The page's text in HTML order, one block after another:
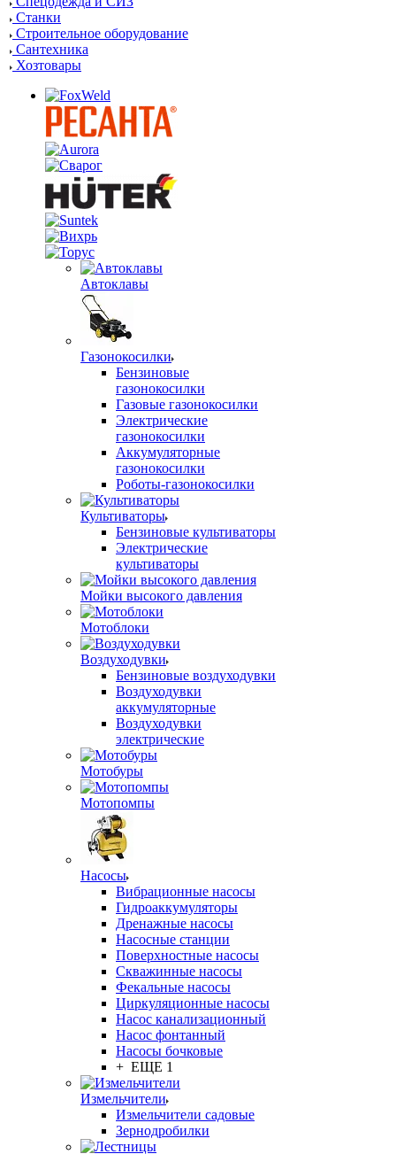
Станки
Строительное оборудование
Сантехника
Хозтовары
Автоклавы
Газонокосилки
Бензиновые
газонокосилки
Газовые газонокосилки
Электрические
газонокосилки
Аккумуляторные
газонокосилки
Роботы-газонокосилки
Культиваторы
Бензиновые культиваторы
Электрические
культиваторы
Мойки высокого давления
Мотоблоки
Воздуходувки
Бензиновые воздуходувки
Воздуходувки
аккумуляторные
Воздуходувки
электрические
Мотобуры
Мотопомпы
Насосы
Вибрационные насосы
Гидроаккумуляторы
Дренажные насосы
Насосные станции
Поверхностные насосы
Скважинные насосы
Фекальные насосы
Циркуляционные насосы
Насос канализационный
Насос фонтанный
Насосы бочковые
+ ЕЩЕ 1
Измельчители
Измельчители садовые
Зернодробилки